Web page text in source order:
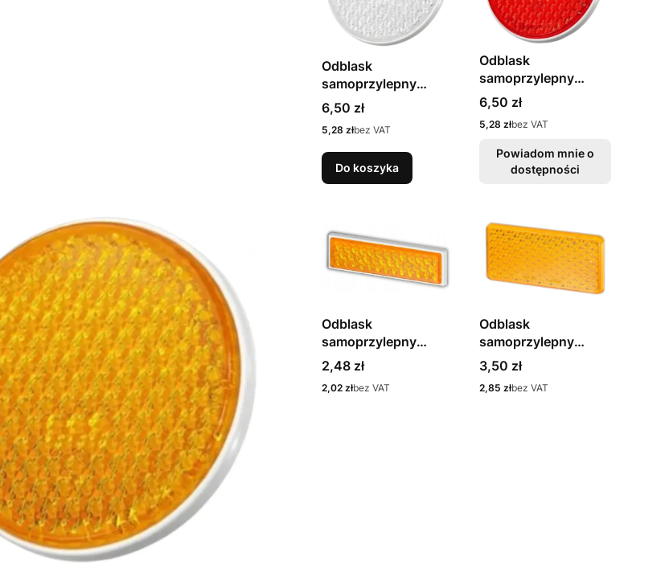
Odblask
samoprzylepny
okrągły biały
75/81mm
Cena
6,50 zł
Cena
5,28 złbez VAT
Do koszyka
Odblask
samoprzylepny
okrągły czerwony
75/81mm
Cena
6,50 zł
Cena
5,28 złbez VAT
Powiadom mnie o
dostępności
Odblask
samoprzylepny
pomarańczowy żółty
21X72mm
Cena
2,48 zł
Cena
2,02 złbez VAT
Odblask
samoprzylepny
pomarańczowy żółty
46X96mm
Cena
3,50 zł
Cena
2,85 złbez VAT